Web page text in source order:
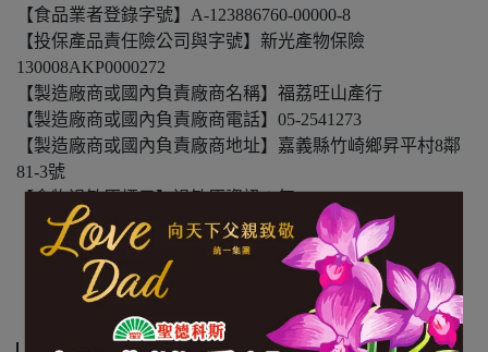
【食品業者登錄字號】A-123886760-00000-8
【投保產品責任險公司與字號】新光產物保險
130008AKP0000272
【製造廠商或國內負責廠商名稱】福荔旺山產行
【製造廠商或國內負責廠商電話】05-2541273
【製造廠商或國內負責廠商地址】嘉義縣竹崎鄉昇平村8鄰
81-3號
【食物過敏原標示】過敏原資訊：無
【內容物成份】龍眼
【內容量(重量)】250g/包
【保存期限(總效期)】360天